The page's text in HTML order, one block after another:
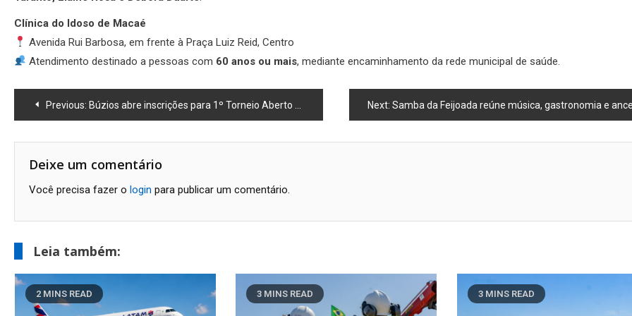
Clínica do Idoso de Macaé
Avenida Rui Barbosa, em frente à Praça Luiz Reid, Centro
Atendimento destinado a pessoas com 60 anos ou mais, mediante encaminhamento da rede municipal de saúde.
Navegação
de
Post
Previous: Búzios abre inscrições para 1º Torneio Aberto de Xadrez com presença de Grande Mestre tricampeão brasileiro Next: Samba da Feijoada reúne música, gastronomia e ancestralidade neste domingo em
Deixe um comentário
Você precisa fazer o login para publicar um comentário.
Leia também:
2 MINS READ 3 MINS READ 3 MINS READ